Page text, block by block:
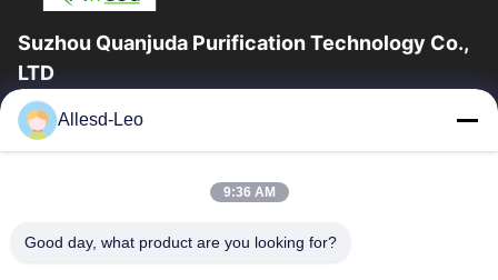
Suzhou Quanjuda Purification Technology Co.,
LTD
ESDの一流の製造業者として16years経験、そして輸出業者及びク
リーンルーム プロダクト、私達はESDの実線を及びクリーンルー
家
製品
Allesd-Leo
9:36 AM
Good day, what product are you looking for?